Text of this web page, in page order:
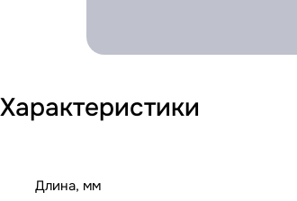
Характеристики
Длина, мм